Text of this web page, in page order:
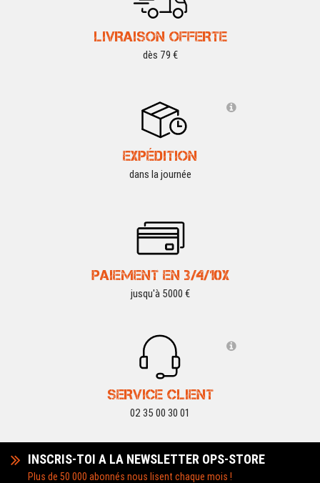
LIVRAISON OFFERTE
dès 79 €
EXPÉDITION
dans la journée
PAIEMENT EN 3/4/10X
jusqu'à 5000 €
SERVICE CLIENT
02 35 00 30 01
INSCRIS-TOI A LA NEWSLETTER OPS-STORE
Plus de 50 000 abonnés nous lisent chaque mois !